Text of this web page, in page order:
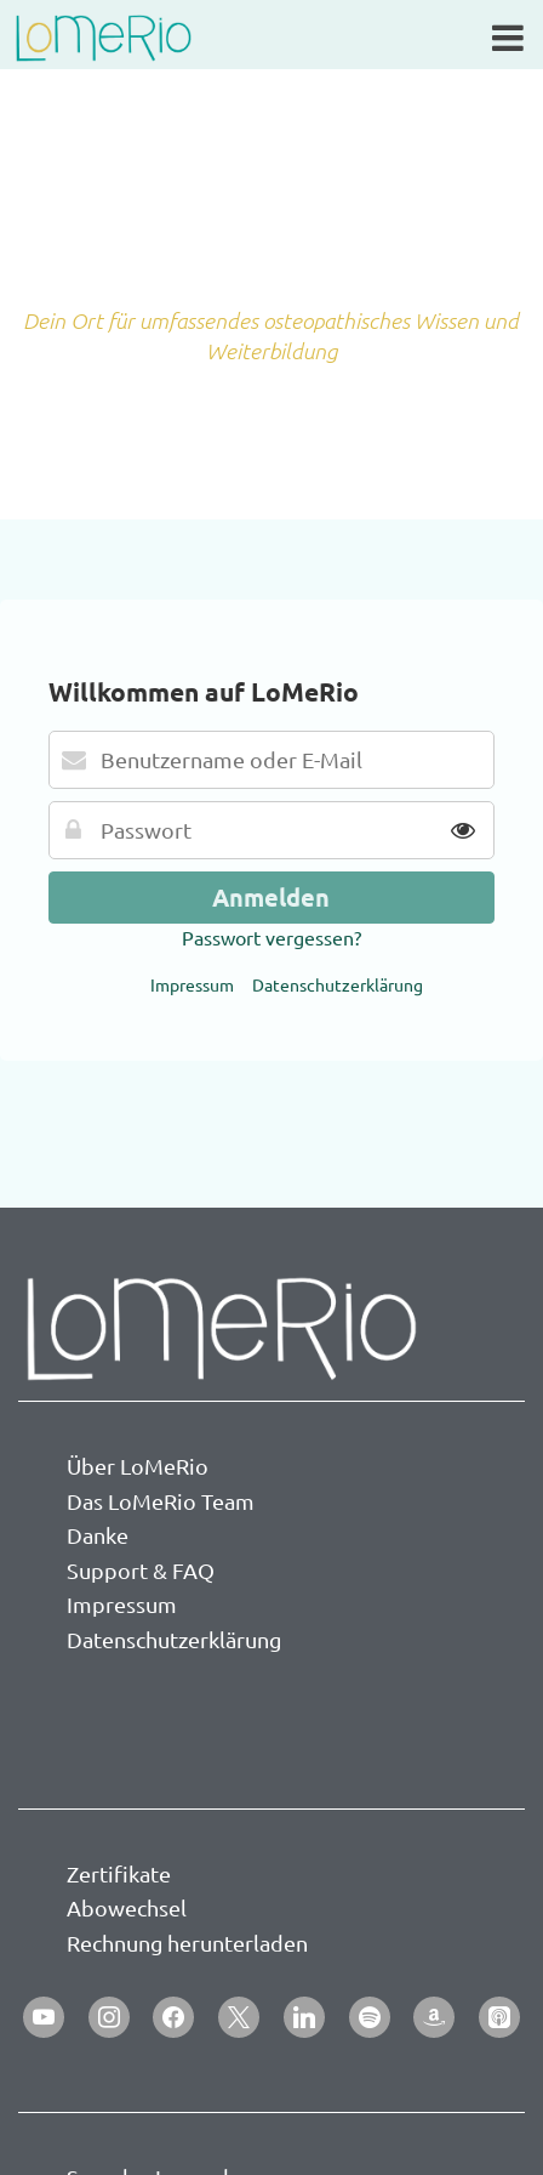
Dein Ort für umfassendes osteopathisches Wissen und
Weiterbildung
Willkommen auf LoMeRio
Passwort vergessen?
Impressum Datenschutzerklärung
Über LoMeRio
Das LoMeRio Team
Danke
Support & FAQ
Impressum
Datenschutzerklärung
Zertifikate
Abowechsel
Rechnung herunterladen
youtubeinstagramfacebook
x linkedinspotifyamazonapple-